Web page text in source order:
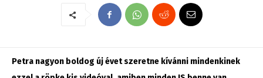
Petra nagyon boldog új évet szeretne kívánni mindenkinek